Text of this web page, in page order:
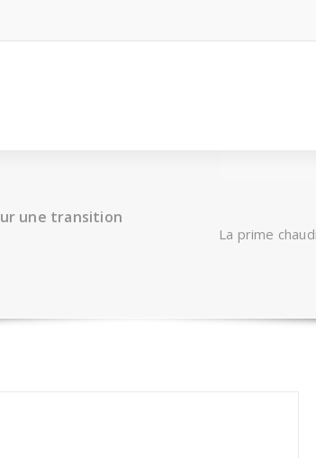
une transition
La prime